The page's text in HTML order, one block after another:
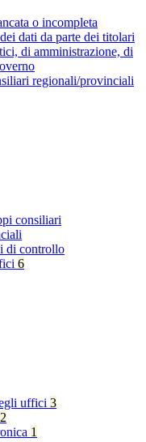
o incompleta
dati da parte dei titolari
di amministrazione, di
regionali/provinciali
consiliari
di controllo
6
uffici 3
2
1